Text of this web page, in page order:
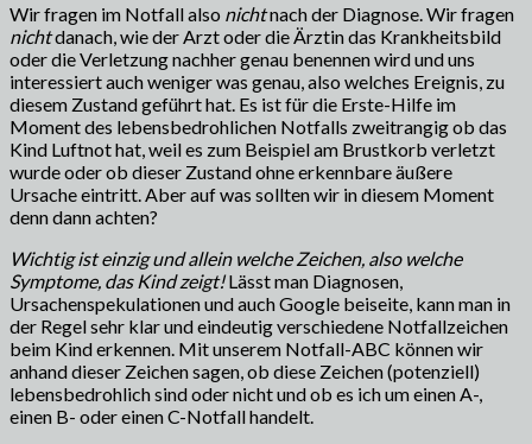
Wir fragen im Notfall also nichtnach der Diagnose. Wir fragen
nichtdanach, wie der Arzt oder die Ärztin das Krankheitsbild
oder die Verletzung nachher genau benennen wird und uns
interessiert auch weniger was genau, also welches Ereignis, zu
diesem Zustand geführt hat. Es ist für die Erste-Hilfe im
Moment des lebensbedrohlichen Notfalls zweitrangig ob das
Kind Luftnot hat, weil es zum Beispiel am Brustkorb verletzt
wurde oder ob dieser Zustand ohne erkennbare äußere
Ursache eintritt. Aber auf was sollten wir in diesem Moment
denn dann achten?
Wichtig ist einzig und allein welche Zeichen, also welche
Symptome, das Kind zeigt!Lässt man Diagnosen,
Ursachenspekulationen und auch Google beiseite, kann man in
der Regel sehr klar und eindeutig verschiedene Notfallzeichen
beim Kind erkennen. Mit unserem Notfall-ABC können wir
anhand dieser Zeichen sagen, ob diese Zeichen (potenziell)
lebensbedrohlich sind oder nicht und ob es ich um einen A-,
einen B- oder einen C-Notfall handelt.